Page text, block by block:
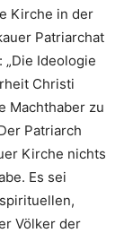
Kirche in der
Patriarchat
Ideologie
Christi
Machthaber zu
Patriarch
Kirche nichts
Es sei
Völker der